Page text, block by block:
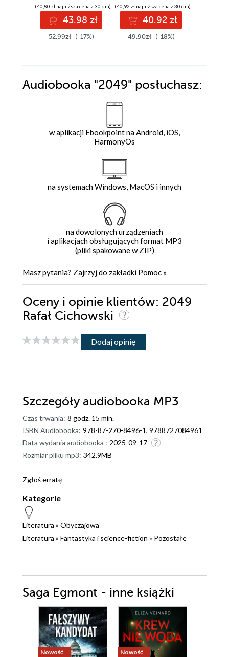
(40,80 zł najniższa cena z 30 dni)
43.98 zł
52.99zł (-17%)
(40,92 zł najniższa cena z 30 dni)
40.92 zł
49.90zł (-18%)
Audiobooka "2049" posłuchasz:
w aplikacji Ebookpoint na Android, iOS,
HarmonyOs
na systemach Windows, MacOS i innych
na dowolonych urządzeniach
i aplikacjach obsługujących format MP3
(pliki spakowane w ZIP)
Masz pytania? Zajrzyj do zakładki Pomoc »
Oceny i opinie klientów: 2049
Rafał Cichowski
Dodaj opinię
Szczegóły audiobooka MP3
Czas trwania: 8 godz. 15 min.
ISBN Audiobooka: 978-87-270-8496-1, 9788727084961
Data wydania audiobooka : 2025-09-17
Rozmiar pliku mp3: 342.9MB
Zgłoś erratę
Kategorie
Literatura » Obyczajowa
Literatura » Fantastyka i science-fiction » Pozostałe
Saga Egmont - inne książki
Nowość
Nowość